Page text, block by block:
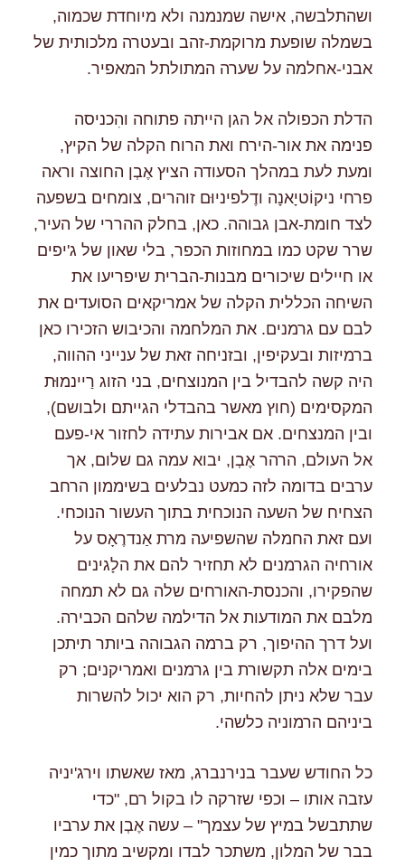
ושהתלבשה, אישה שמנמנה ולא מיוחדת שכמוה,
בשמלה שופעת מרוקמת-זהב ובעטרה מלכותית של
אבני-אחלמה על שערה המתולתל המאפיר.
הדלת הכפולה אל הגן הייתה פתוחה והִכניסה
פנימה את אור-הירח ואת הרוח הקלה של הקיץ,
ומעת לעת במהלך הסעודה הציץ אֶבְן החוצה וראה
פרחי ניקוֹטיָאנָה ודֶלפיניוּם זוהרים, צומחים בשפעה
לצד חומת-אבן גבוהה. כאן, בחלק ההררי של העיר,
שרר שקט כמו במחוזות הכפר, בלי שאון של ג'יפים
או חיילים שיכורים מבנות-הברית שיפריעו את
השיחה הכללית הקלה של אמריקאים הסועדים את
לבם עם גרמנים. את המלחמה והכיבוש הזכירו כאן
ברמיזות ובעקיפין, ובזניחה זאת של ענייני ההווה,
היה קשה להבדיל בין המנוצחים, בני הזוג רַיינמוּּת
המקסימים (חוץ מאשר בהבדלי הגייתם ולבושם),
ובין המנצחים. אם אבירות עתידה לחזור אי-פעם
אל העולם, הרהר אֶבְן, יבוא עמה גם שלום, אך
ערבים בדומה לזה כמעט נבלעים בשיממון הרחב
הצחיח של השעה הנוכחית בתוך העשור הנוכחי.
ועם זאת החמלה שהשפיעה מרת אַנדרֶאָס על
אורחיה הגרמנים לא תחזיר להם את הלָגינים
שהפקירו, והכנסת-האורחים שלה גם לא תמחה
מלבם את המודעות אל הדילמה שלהם הכבירה.
ועל דרך ההיפוך, רק ברמה הגבוהה ביותר תיתכן
בימים אלה תקשורת בין גרמנים ואמריקנים; רק
עבר שלא ניתן להחיות, רק הוא יכול להשרות
ביניהם הרמוניה כלשהי.
כל החודש שעבר בנירנברג, מאז שאשתו וירג'יניה
עזבה אותו – וכפי שזרקה לו בקול רם, "כדי
שתתבשל במיץ של עצמך" – עשה אֶבְן את ערביו
בבר של המלון, משתכר לבדו ומקשיב מתוך כמין